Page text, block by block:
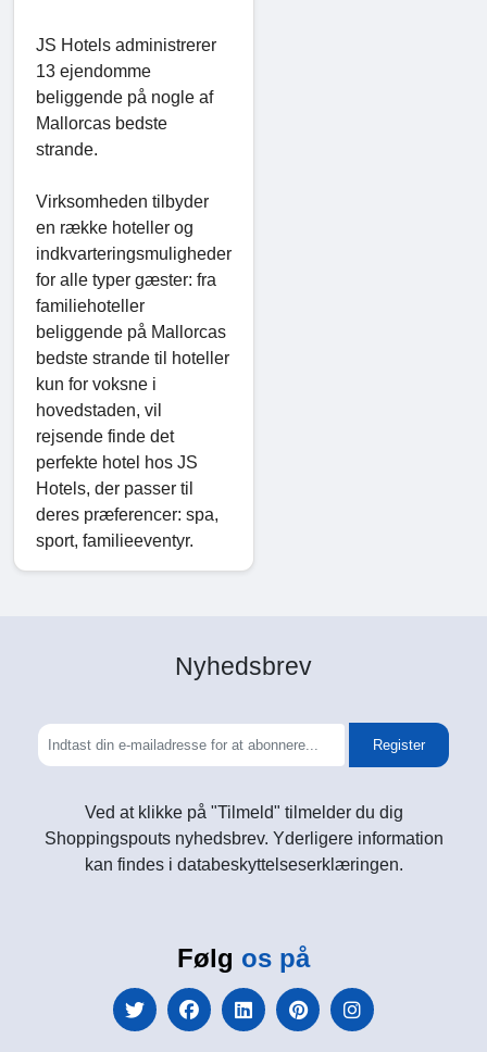
JS Hotels administrerer
13 ejendomme
beliggende på nogle af
Mallorcas bedste
strande.
Virksomheden tilbyder
en række hoteller og
indkvarteringsmuligheder
for alle typer gæster: fra
familiehoteller
beliggende på Mallorcas
bedste strande til hoteller
kun for voksne i
hovedstaden, vil
rejsende finde det
perfekte hotel hos JS
Hotels, der passer til
deres præferencer: spa,
sport, familieeventyr.
Nyhedsbrev
Register
Ved at klikke på "Tilmeld" tilmelder du dig
Shoppingspouts nyhedsbrev. Yderligere information
kan findes i databeskyttelseserklæringen.
Følg os på